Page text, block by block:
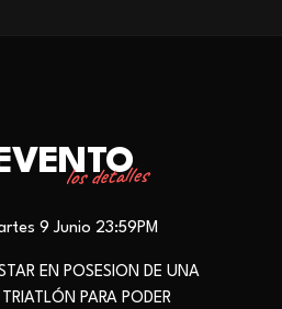
los detalles
9 Junio 23:59PM
EN POSESION DE UNA
PARA PODER